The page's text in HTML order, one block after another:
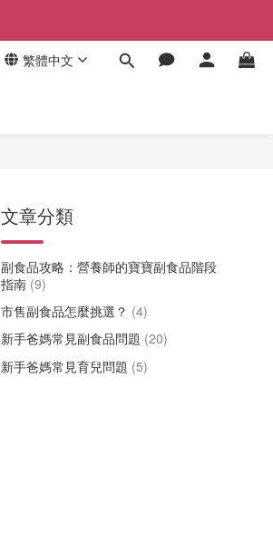
繁體中文
文章分類
副食品攻略：營養師的寶寶副食品階段
指南 (9)
市售副食品怎麼挑選？ (4)
新手爸媽常見副食品問題 (20)
新手爸媽常見育兒問題 (5)